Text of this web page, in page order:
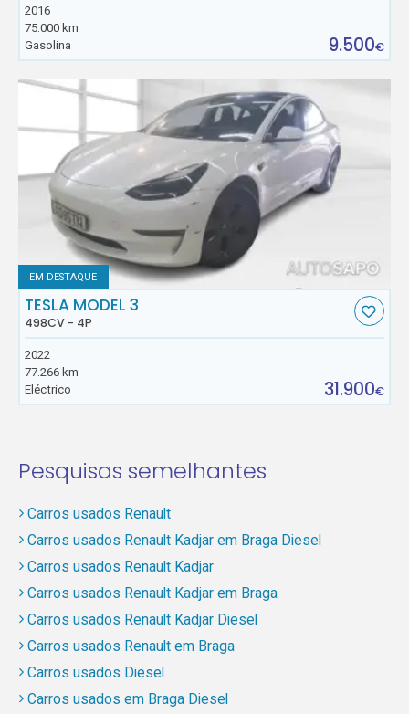
2016
75.000 km
Gasolina
9.500€
EM DESTAQUE
TESLA MODEL 3
498CV - 4P
2022
77.266 km
Eléctrico
31.900€
Pesquisas semelhantes
Carros usados Renault
Carros usados Renault Kadjar em Braga Diesel
Carros usados Renault Kadjar
Carros usados Renault Kadjar em Braga
Carros usados Renault Kadjar Diesel
Carros usados Renault em Braga
Carros usados Diesel
Carros usados em Braga Diesel